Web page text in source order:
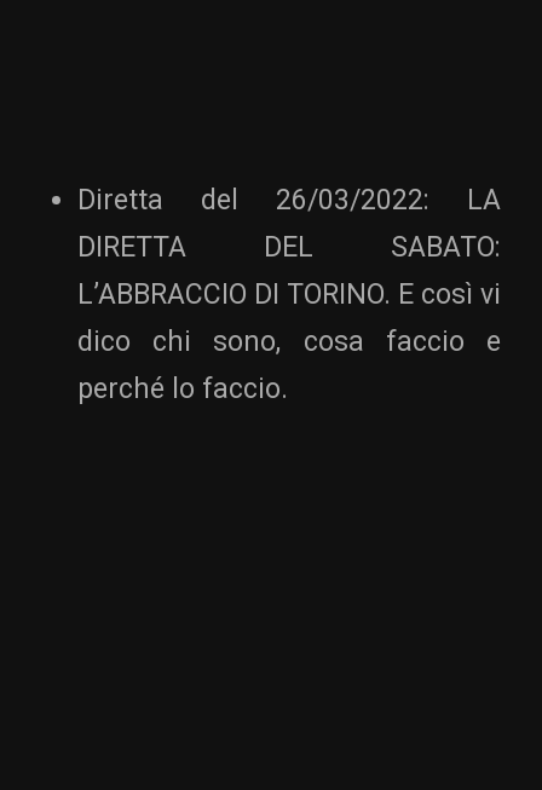
Diretta del 26/03/2022: LA
DIRETTA DEL SABATO:
L’ABBRACCIO DI TORINO. E così vi
dico chi sono, cosa faccio e
perché lo faccio.